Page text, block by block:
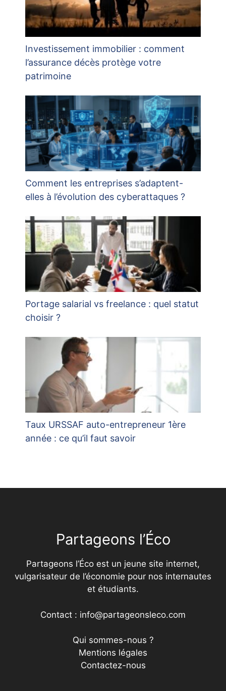
Investissement immobilier : comment
l’assurance décès protège votre
patrimoine
Comment les entreprises s’adaptent-
elles à l’évolution des cyberattaques ?
Portage salarial vs freelance : quel statut
choisir ?
Taux URSSAF auto-entrepreneur 1ère
année : ce qu’il faut savoir
Partageons l’Éco
Partageons l’Éco est un jeune site internet,
vulgarisateur de l’économie pour nos internautes
et étudiants.
Contact : info@partageonsleco.com
Qui sommes-nous ?
Mentions légales
Contactez-nous